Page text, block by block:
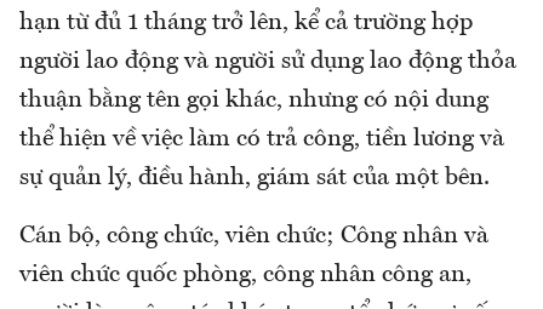
hạn từ đủ 1 tháng trở lên, kể cả trường hợp
người lao động và người sử dụng lao động thỏa
thuận bằng tên gọi khác, nhưng có nội dung
thể hiện về việc làm có trả công, tiền lương và
sự quản lý, điều hành, giám sát của một bên.
Cán bộ, công chức, viên chức; Công nhân và
viên chức quốc phòng, công nhân công an,